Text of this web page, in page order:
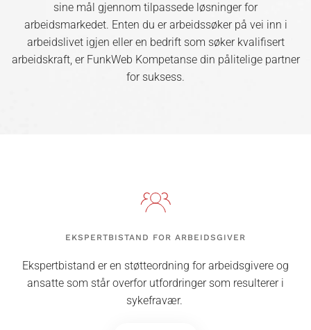
sine mål gjennom tilpassede løsninger for
arbeidsmarkedet. Enten du er arbeidssøker på vei inn i
arbeidslivet igjen eller en bedrift som søker kvalifisert
arbeidskraft, er FunkWeb Kompetanse din pålitelige partner
for suksess.
EKSPERTBISTAND FOR ARBEIDSGIVER
Ekspertbistand er en støtteordning for arbeidsgivere og
ansatte som står overfor utfordringer som resulterer i
sykefravær.